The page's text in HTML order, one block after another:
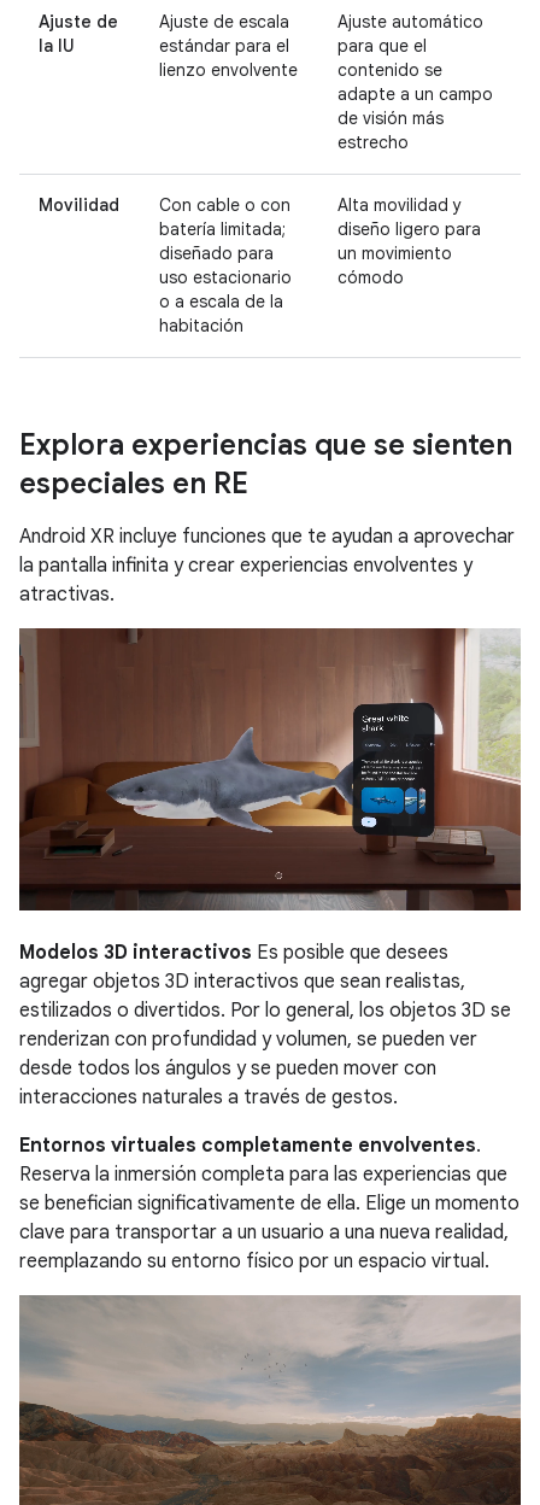
Ajuste de
la IU
Ajuste de escala
estándar para el
lienzo envolvente
Ajuste automático
para que el
contenido se
adapte a un campo
de visión más
estrecho
Movilidad
Con cable o con
batería limitada;
diseñado para
uso estacionario
o a escala de la
habitación
Alta movilidad y
diseño ligero para
un movimiento
cómodo
Explora experiencias que se sienten
especiales en RE
Android XR incluye funciones que te ayudan a aprovechar
la pantalla infinita y crear experiencias envolventes y
atractivas.
Modelos 3D interactivos Es posible que desees
agregar objetos 3D interactivos que sean realistas,
estilizados o divertidos. Por lo general, los objetos 3D se
renderizan con profundidad y volumen, se pueden ver
desde todos los ángulos y se pueden mover con
interacciones naturales a través de gestos.
Entornos virtuales completamente envolventes.
Reserva la inmersión completa para las experiencias que
se benefician significativamente de ella. Elige un momento
clave para transportar a un usuario a una nueva realidad,
reemplazando su entorno físico por un espacio virtual.